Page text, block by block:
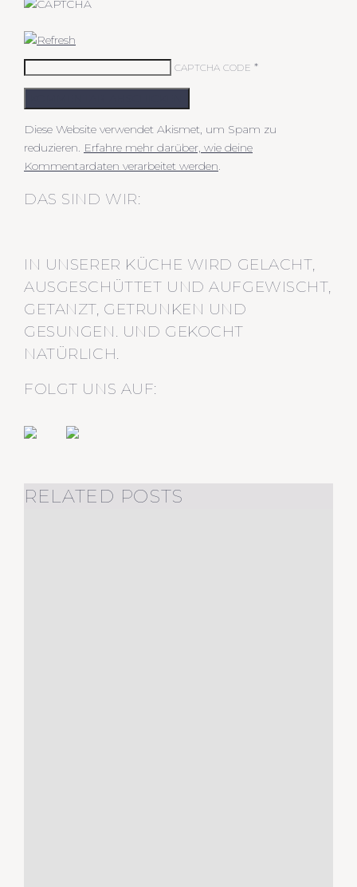
CAPTCHA CODE *
Diese Website verwendet Akismet, um Spam zu
reduzieren. Erfahre mehr darüber, wie deine
Kommentardaten verarbeitet werden.
DAS SIND WIR:
IN UNSERER KÜCHE WIRD GELACHT,
AUSGESCHÜTTET UND AUFGEWISCHT,
GETANZT, GETRUNKEN UND
GESUNGEN. UND GEKOCHT
NATÜRLICH.
FOLGT UNS AUF:
RELATED POSTS